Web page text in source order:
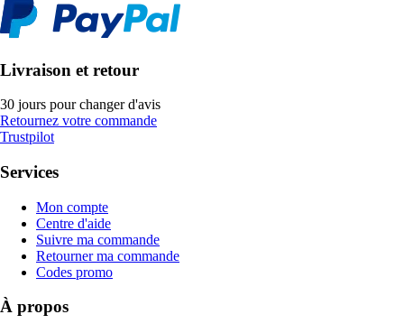
Livraison et retour
30 jours pour changer d'avis
Retournez votre commande
Trustpilot
Services
Mon compte
Centre d'aide
Suivre ma commande
Retourner ma commande
Codes promo
À propos